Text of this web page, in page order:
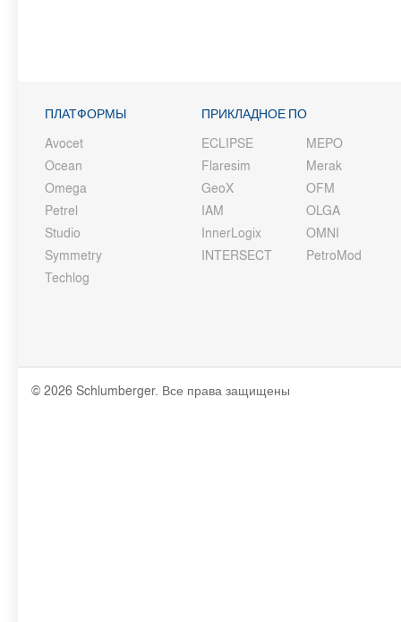
ПЛАТФОРМЫ
Avocet
Ocean
Omega
Petrel
Studio
Symmetry
Techlog
ПРИКЛАДНОЕ ПО
ECLIPSE
Flaresim
GeoX
IAM
InnerLogix
INTERSECT
MEPO
Merak
OFM
OLGA
OMNI
PetroMod
© 2026 Schlumberger. Все права защищены